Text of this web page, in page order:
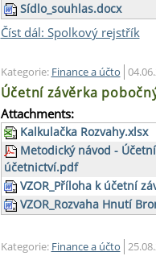
Sídlo_souhlas.docx
Číst dál: Spolkový rejstřík
Kategorie: Finance a účto
Účetní závěrka
Attachments:
Kalkulačka Rozvahy.xlsx
Metodický návod -
účetnictví.pdf
VZOR_Příloha k účetní
VZOR_Rozvaha Hnutí
Kategorie: Finance a účto